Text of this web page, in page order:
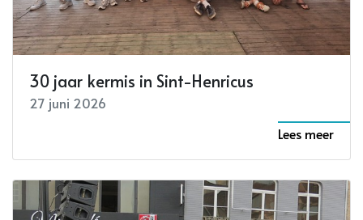
30 jaar kermis in Sint-Henricus
27 juni 2026
Lees meer